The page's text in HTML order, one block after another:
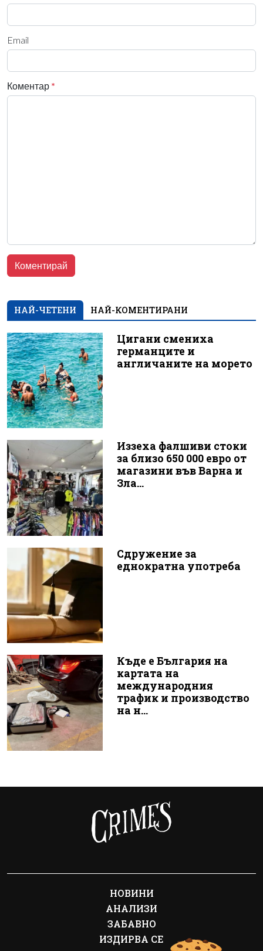
Email
Коментар *
НАЙ-ЧЕТЕНИ НАЙ-КОМЕНТИРАНИ
Цигани смениха
германците и
англичаните на морето
Иззеха фалшиви стоки
за близо 650 000 евро от
магазини във Варна и
Зла...
Сдружение за
еднократна употреба
Къде е България на
картата на
международния
трафик и производство
на н...
НОВИНИ
АНАЛИЗИ
ЗАБАВНО
ИЗДИРВА СЕ